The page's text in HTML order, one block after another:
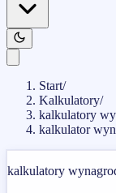
Start/
Kalkulatory/
kalkulatory
kalkulator
kalkulatory